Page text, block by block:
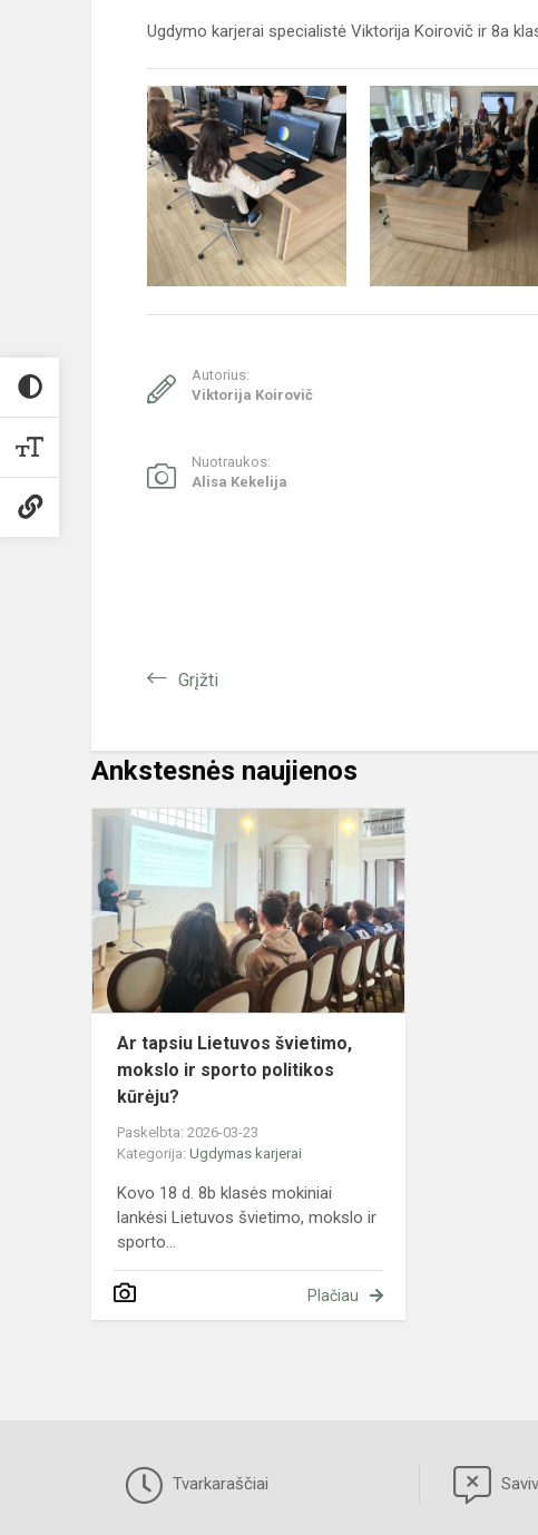
Ugdymo karjerai specialistė Viktorija Koirovič ir 8a
Autorius:
Viktorija Koirovič
Nuotraukos:
Alisa Kekelija
Grįžti
Ankstesnės naujienos
Ar
tapsiu
Lietuvos
švietimo,
mokslo
ir
sporto
politikos
Ar tapsiu Lietuvos švietimo,
mokslo ir sporto politikos
kūrėju?
Paskelbta: 2026-03-23
Kategorija: Ugdymas karjerai
Kovo 18 d. 8b klasės mokiniai
lankėsi Lietuvos švietimo, mokslo ir
sporto...
Plačiau
Tvarkaraščiai